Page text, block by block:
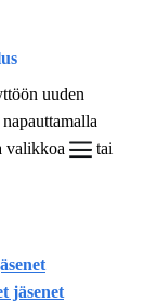
uuden
napauttamalla
valikkoa
tai
jäsenet